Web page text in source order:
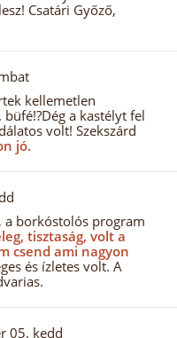
Csatári Győző,
kellemetlen
a kastélyt fel
volt! Szekszárd
jó.
a borkóstolós program
tisztaság, volt a
csend ami nagyon
és ízletes volt. A
05. kedd